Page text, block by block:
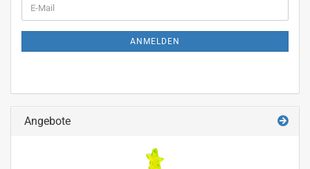
ZUR
E-
Mail
ANMELDEN
Angebote